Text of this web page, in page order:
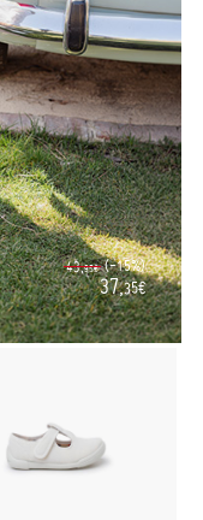
43,95€ (-15%)
37,35€